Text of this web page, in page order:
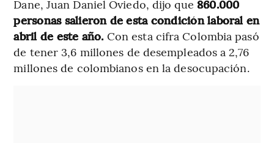
Dane, Juan Daniel Oviedo, dijo que 860.000
personas salieron de esta condición laboral en
abril de este año. Con esta cifra Colombia pasó
de tener 3,6 millones de desempleados a 2,76
millones de colombianos en la desocupación.